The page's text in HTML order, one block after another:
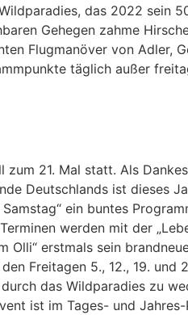
das 2022 sein
Gehegen zahme
Flugmanöver von
täglich außer
21. Mal statt. Als
Deutschlands ist dieses
ein buntes
werden mit der
erstmals sein
Freitagen 5., 12., 19.
das Wildparadies zu
ist im Tages- und